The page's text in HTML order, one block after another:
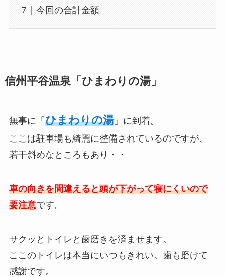
今回の合計金額
信州平谷温泉「ひまわりの湯」
無事に「 ひまわりの湯」に到着。
ここは駐車場も綺麗に整備されているのですが、
若干斜めなところもあり・・
車の向きを間違えると頭が下がって寝にくいので
要注意です。
サクッとトイレと歯磨きを済ませます。
ここのトイレは本当にいつもきれい。歯も磨けて
感謝です。